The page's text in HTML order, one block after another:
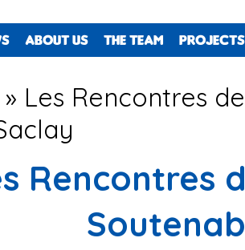
ABOUT US THE TEAM PROJECTS
» Les Rencontres
Rencontres